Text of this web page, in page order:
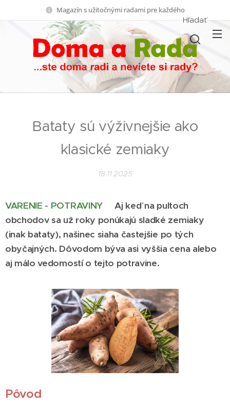
Magazín s užitočnými radami pre každého
Hľadať
Bataty sú výživnejšie ako
klasické zemiaky
18.11.2025
VARENIE - POTRAVINY
Aj keď na pultoch
obchodov sa už roky ponúkajú sladké zemiaky
(inak bataty), našinec siaha častejšie po tých
obyčajných. Dôvodom býva asi vyššia cena alebo
aj málo vedomostí o tejto potravine.
Pôvod